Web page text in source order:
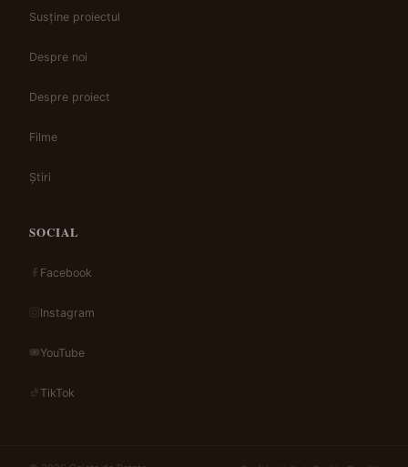
Susține proiectul
Despre noi
Despre proiect
Filme
Știri
SOCIAL
Facebook
Instagram
YouTube
TikTok